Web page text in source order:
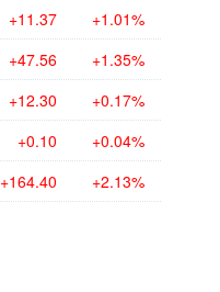
+11.37 +1.01%
+47.56 +1.35%
+12.30 +0.17%
+0.10 +0.04%
+164.40 +2.13%